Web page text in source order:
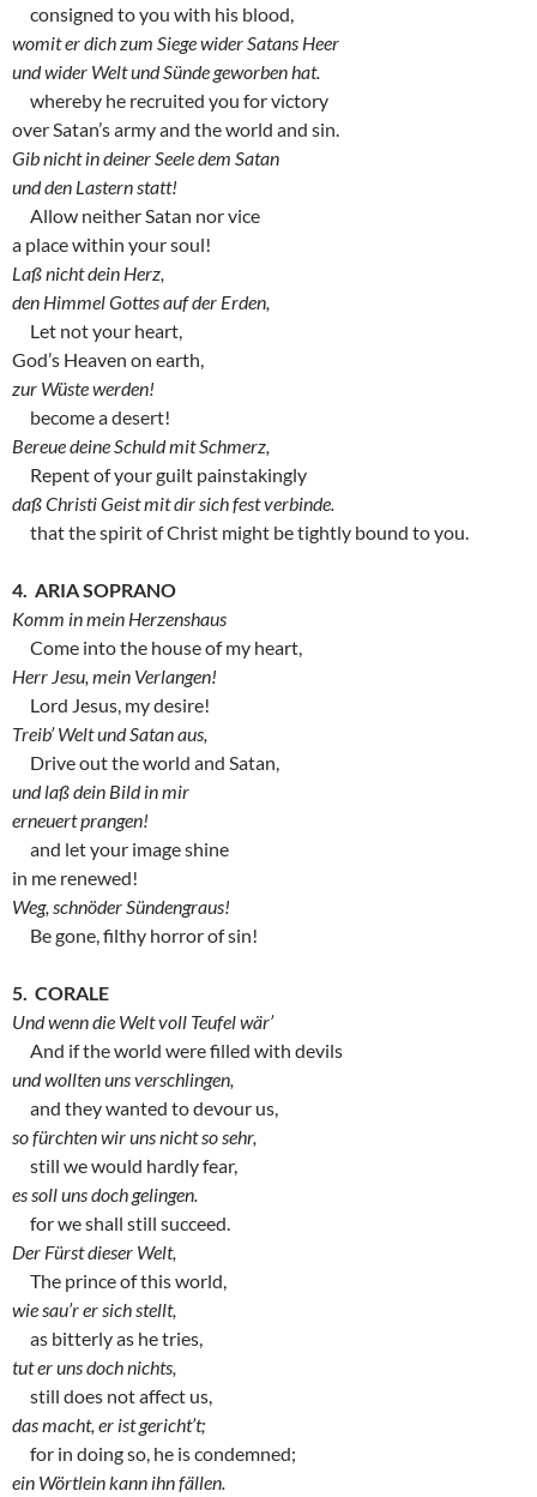
consigned to you with his blood,
womit er dich zum Siege wider Satans Heer
und wider Welt und Sünde geworben hat.
whereby he recruited you for victory
over Satan’s army and the world and sin.
Gib nicht in deiner Seele dem Satan
und den Lastern statt!
Allow neither Satan nor vice
a place within your soul!
Laß nicht dein Herz,
den Himmel Gottes auf der Erden,
Let not your heart,
God’s Heaven on earth,
zur Wüste werden!
become a desert!
Bereue deine Schuld mit Schmerz,
Repent of your guilt painstakingly
daß Christi Geist mit dir sich fest verbinde.
that the spirit of Christ might be tightly bound to you.
4. ARIA SOPRANO
Komm in mein Herzenshaus
Come into the house of my heart,
Herr Jesu, mein Verlangen!
Lord Jesus, my desire!
Treib’ Welt und Satan aus,
Drive out the world and Satan,
und laß dein Bild in mir
erneuert prangen!
and let your image shine
in me renewed!
Weg, schnöder Sündengraus!
Be gone, filthy horror of sin!
5. CORALE
Und wenn die Welt voll Teufel wär’
And if the world were filled with devils
und wollten uns verschlingen,
and they wanted to devour us,
so fürchten wir uns nicht so sehr,
still we would hardly fear,
es soll uns doch gelingen.
for we shall still succeed.
Der Fürst dieser Welt,
The prince of this world,
wie sau’r er sich stellt,
as bitterly as he tries,
tut er uns doch nichts,
still does not affect us,
das macht, er ist gericht’t;
for in doing so, he is condemned;
ein Wörtlein kann ihn fällen.